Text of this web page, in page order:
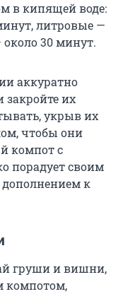
в кипящей воде:
литровые —
около 30 минут.
аккуратно
закройте их
укрыв их
чтобы они
компот с
порадует своим
к
груши и вишни,
компотом,